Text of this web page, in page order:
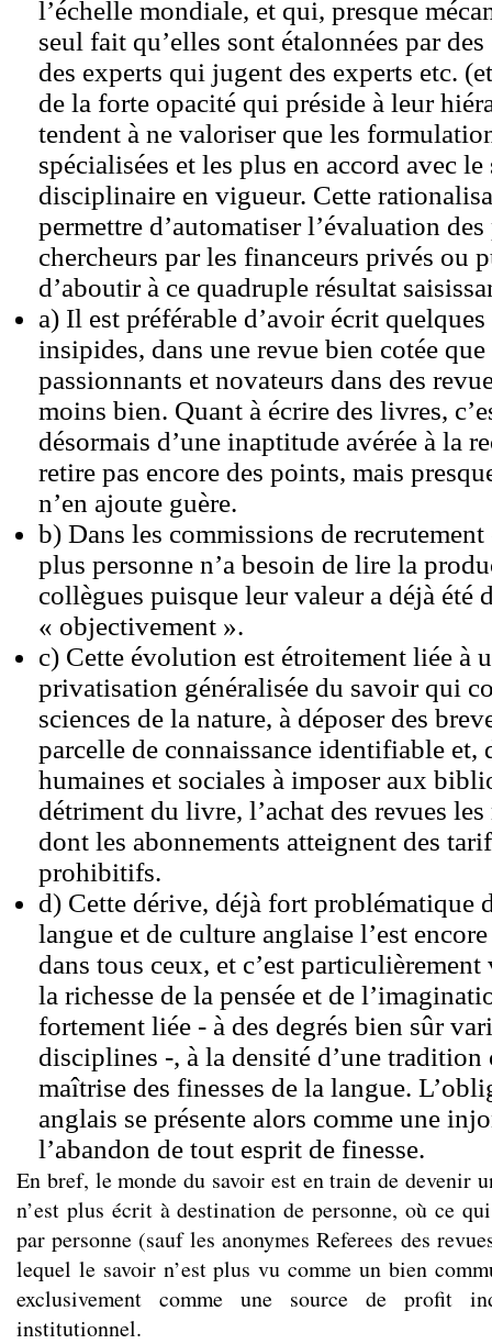
l’échelle mondiale, et qui, presque
seul fait qu’elles sont étalonnées par
des experts qui jugent des experts etc.
de la forte opacité qui préside à leur
tendent à ne valoriser que les
spécialisées et les plus en accord avec
disciplinaire en vigueur. Cette
permettre d’automatiser l’évaluation
chercheurs par les financeurs privés ou
d’aboutir à ce quadruple résultat
a) Il est préférable d’avoir écrit
insipides, dans une revue bien cotée
passionnants et novateurs dans des
moins bien. Quant à écrire des livres,
désormais d’une inaptitude avérée à la
retire pas encore des points, mais
n’en ajoute guère.
b) Dans les commissions de
plus personne n’a besoin de lire la
collègues puisque leur valeur a déjà été
« objectivement ».
c) Cette évolution est étroitement liée à
privatisation généralisée du savoir qui
sciences de la nature, à déposer des
parcelle de connaissance identifiable et,
humaines et sociales à imposer aux
détriment du livre, l’achat des revues les
dont les abonnements atteignent des
prohibitifs.
d) Cette dérive, déjà fort problématique
langue et de culture anglaise l’est
dans tous ceux, et c’est
la richesse de la pensée et de
fortement liée - à des degrés bien sûr
disciplines -, à la densité d’une
maîtrise des finesses de la langue.
anglais se présente alors comme une
l’abandon de tout esprit de finesse.
En bref, le monde du savoir est en train de devenir
n’est plus écrit à destination de personne, où ce
par personne (sauf les anonymes Referees des
lequel le savoir n’est plus vu comme un bien
exclusivement comme une source de profit
institutionnel.